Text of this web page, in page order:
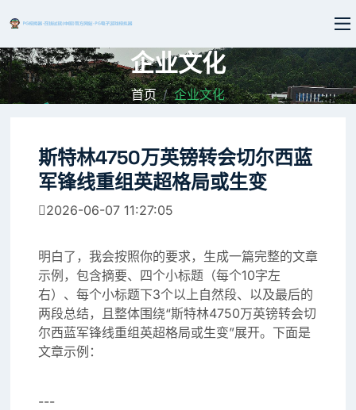
企业文化
首页 企业文化
斯特林4750万英镑转会切尔西蓝
军锋线重组英超格局或生变
2026-06-07 11:27:05
明白了，我会按照你的要求，生成一篇完整的文章
示例，包含摘要、四个小标题（每个10字左
右）、每个小标题下3个以上自然段、以及最后的
两段总结，且整体围绕“斯特林4750万英镑转会切
尔西蓝军锋线重组英超格局或生变”展开。下面是
文章示例：
---